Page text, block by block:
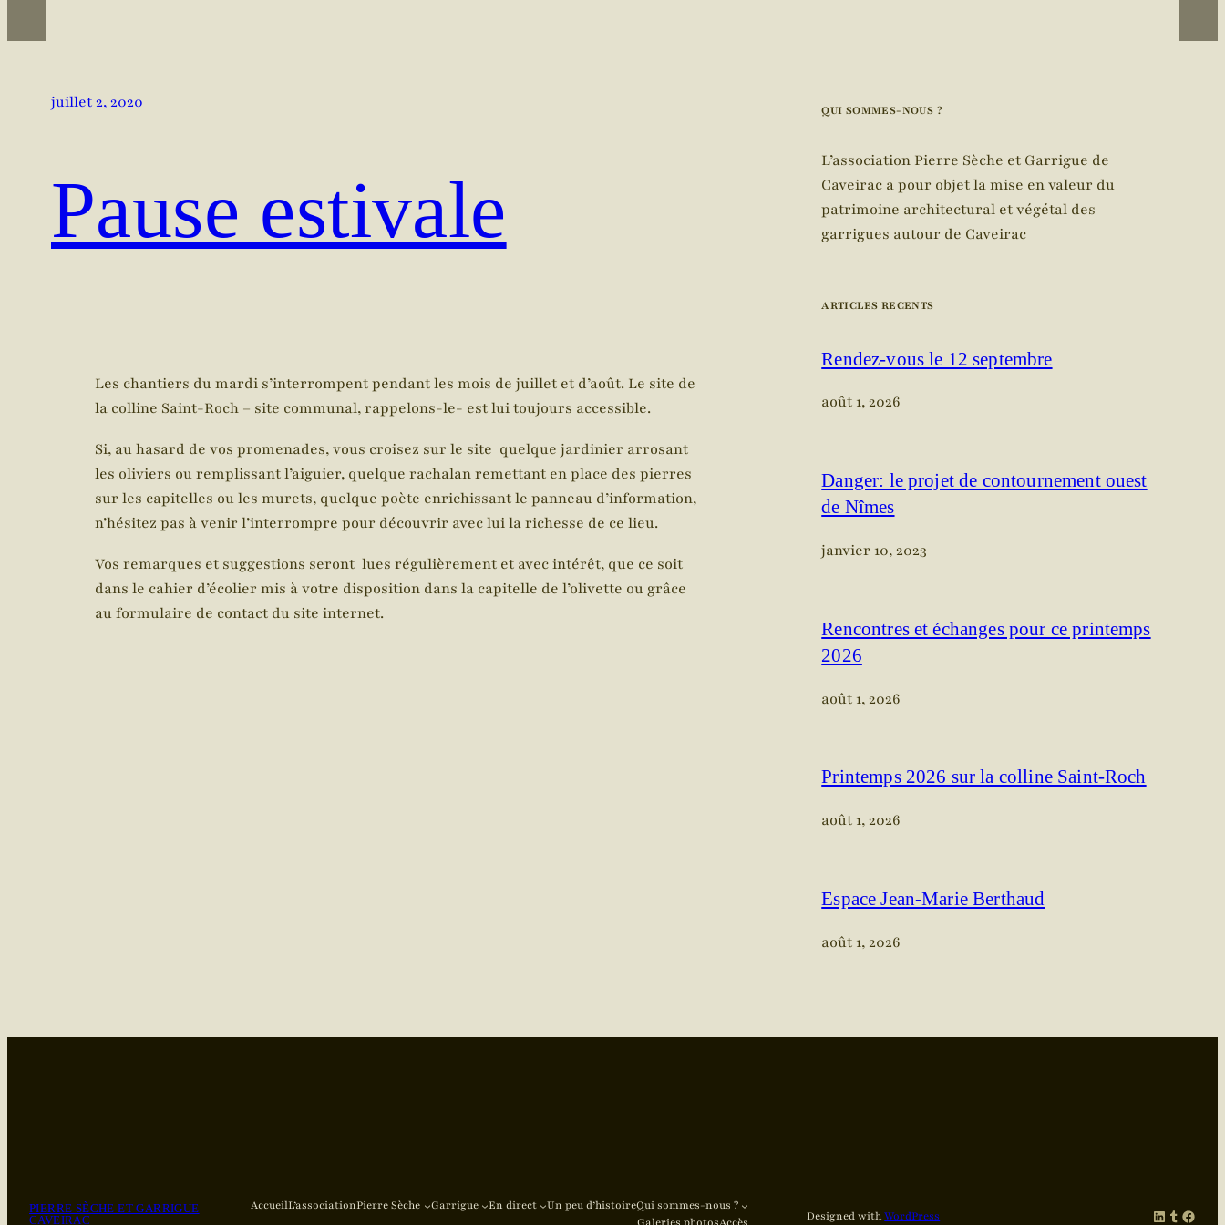
juillet 2, 2020
Pause estivale
Les chantiers du mardi s’interrompent pendant les mois de juillet et d’août. Le site de
la colline Saint-Roch – site communal, rappelons-le- est lui toujours accessible.
Si, au hasard de vos promenades, vous croisez sur le site quelque jardinier arrosant
les oliviers ou remplissant l’aiguier, quelque rachalan remettant en place des pierres
sur les capitelles ou les murets, quelque poète enrichissant le panneau d’information,
n’hésitez pas à venir l’interrompre pour découvrir avec lui la richesse de ce lieu.
Vos remarques et suggestions seront lues régulièrement et avec intérêt, que ce soit
dans le cahier d’écolier mis à votre disposition dans la capitelle de l’olivette ou grâce
au formulaire de contact du site internet.
QUI SOMMES-NOUS ?
L’association Pierre Sèche et Garrigue de
Caveirac a pour objet la mise en valeur du
patrimoine architectural et végétal des
garrigues autour de Caveirac
ARTICLES RECENTS
Rendez-vous le 12 septembre
août 1, 2026
Danger: le projet de contournement ouest
de Nîmes
janvier 10, 2023
Rencontres et échanges pour ce printemps
2026
août 1, 2026
Printemps 2026 sur la colline Saint-Roch
août 1, 2026
Espace Jean-Marie Berthaud
août 1, 2026
PIERRE SÈCHE ET GARRIGUE
CAVEIRAC
AccueilL’associationPierre Sèche Garrigue En direct Un peu d’histoireQui sommes-nous ?
Designed withWordPress LinkedIn Tumblr Facebook